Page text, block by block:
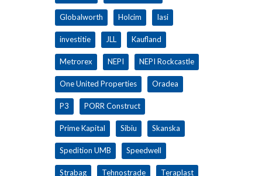
Globalworth Holcim Iasi
investitie JLL Kaufland
Metrorex NEPI NEPI Rockcastle
One United Properties Oradea
P3 PORR Construct
Prime Kapital Sibiu Skanska
Spedition UMB Speedwell
Strabag Tehnostrade Teraplast